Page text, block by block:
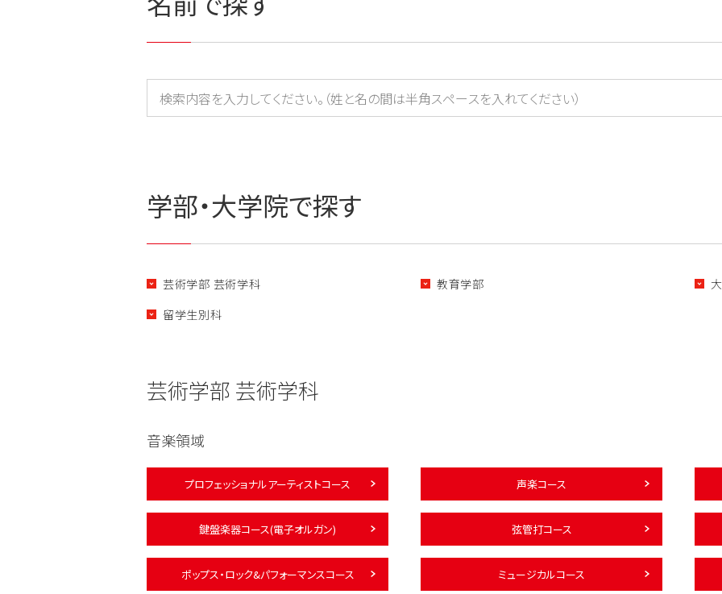
学部・大学院で探す
芸術学部 芸術学科 教育学部
留学生別科
芸術学部 芸術学科
音楽領域
プロフェッショナルアーティストコース 声楽コース
鍵盤楽器コース(電子オルガン) 弦管打コース
ポップス・ロック&パフォーマンスコース ミュージカルコース